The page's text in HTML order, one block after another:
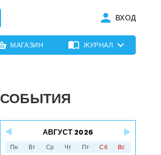
ВХОД
МАГАЗИН ЖУРНАЛ
СОБЫТИЯ
АВГУСТ 2026
Пн Вт Ср Чт Пт Сб Вс